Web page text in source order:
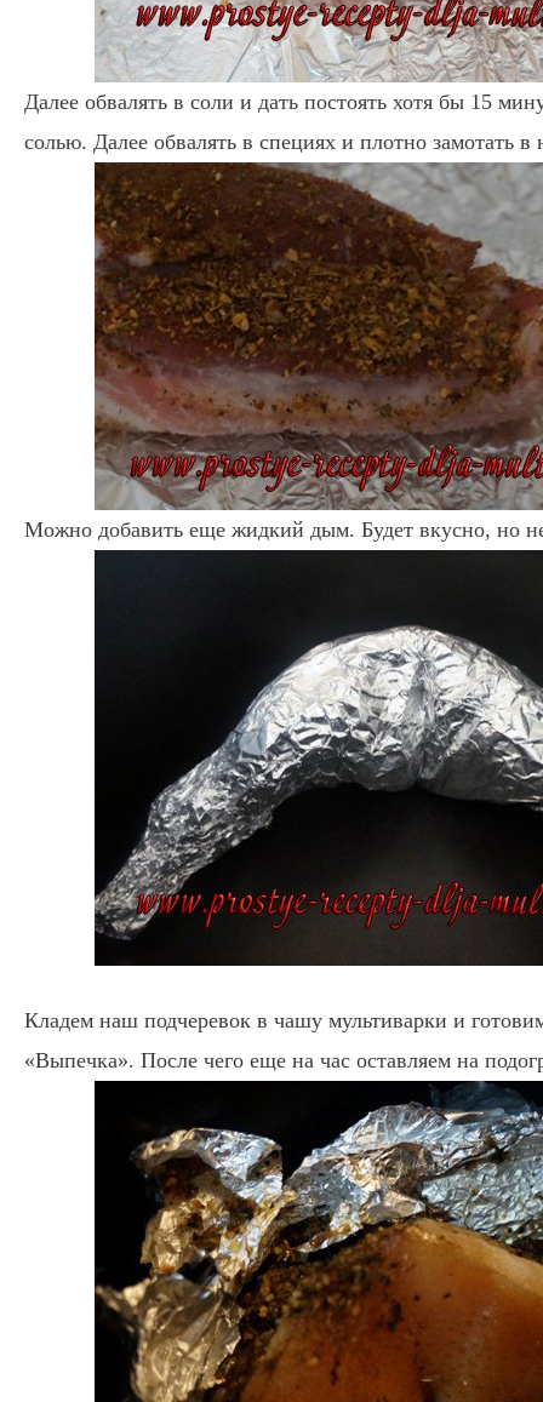
Далее обвалять в соли и дать постоять хотя бы 15
солью. Далее обвалять в специях и плотно замотать в
Можно добавить еще жидкий дым. Будет вкусно, но
Кладем наш подчеревок в чашу мультиварки и
«Выпечка». После чего еще на час оставляем на